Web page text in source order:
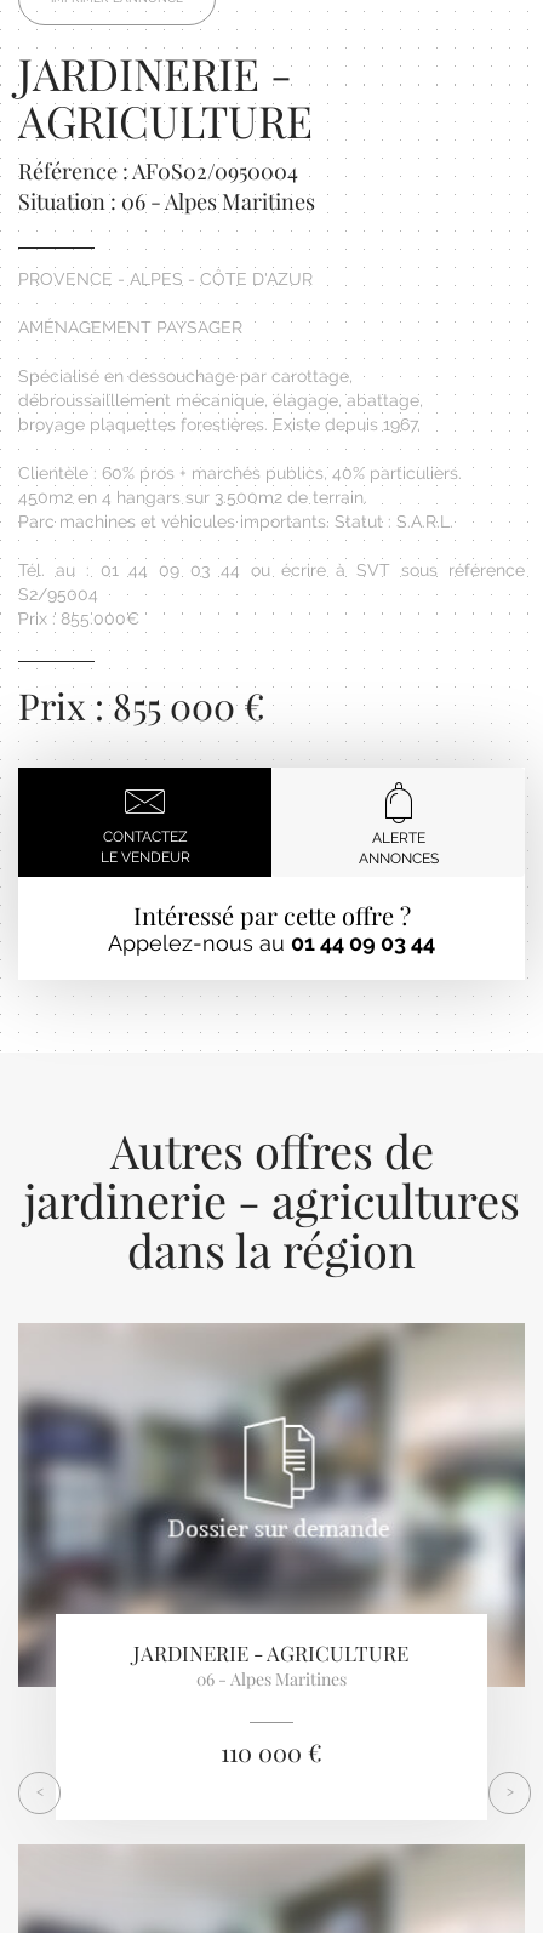
JARDINERIE -
AGRICULTURE
Référence : AF0S02/0950004
Situation : 06 - Alpes Maritines
PROVENCE - ALPES - CÔTE D'AZUR
AMÉNAGEMENT PAYSAGER
Spécialisé en dessouchage par carottage,
débroussailllement mécanique, élagage, abattage,
broyage plaquettes forestières. Existe depuis 1967.
Clientèle : 60% pros + marchés publics, 40% particuliers.
450m2 en 4 hangars sur 3.500m2 de terrain.
Parc machines et véhicules importants. Statut : S.A.R.L.
Tél. au : 01 44 09 03 44 ou écrire à SVT sous référence
S2/95004
Prix : 855.000€
Prix : 855 000 €
CONTACTEZ
LE VENDEUR
ALERTE
ANNONCES
Intéressé par cette offre ?
Appelez-nous au 01 44 09 03 44
Autres offres de
jardinerie - agricultures
dans la région
JARDINERIE - AGRICULTURE
06 - Alpes Maritines
110 000 €
< >